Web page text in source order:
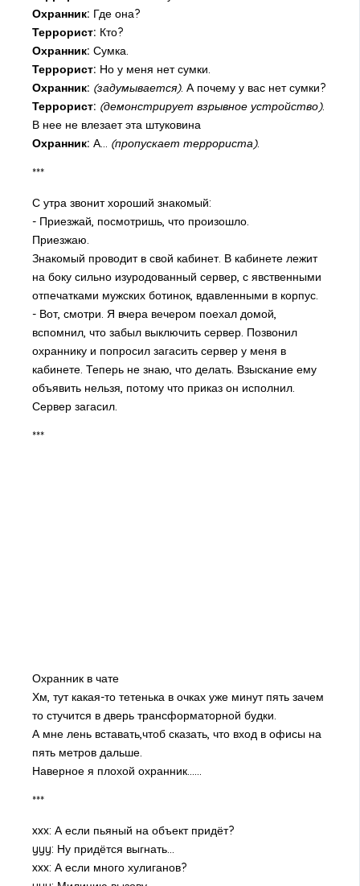
Охранник: Где она?
Террорист: Кто?
Охранник: Сумка.
Террорист: Но у меня нет сумки.
Охранник: (задумывается). А почему у вас нет сумки?
Террорист: (демонстрирует взрывное устройство).
В нее не влезает эта штуковина
Охранник: А... (пропускает террориста).
***
С утра звонит хороший знакомый:
- Приезжай, посмотришь, что произошло.
Приезжаю.
Знакомый проводит в свой кабинет. В кабинете лежит
на боку сильно изуродованный сервер, с явственными
отпечатками мужских ботинок, вдавленными в корпус.
- Вот, смотри. Я вчера вечером поехал домой,
вспомнил, что забыл выключить сервер. Позвонил
охраннику и попросил загасить сервер у меня в
кабинете. Теперь не знаю, что делать. Взыскание ему
объявить нельзя, потому что приказ он исполнил.
Сервер загасил.
***
Охранник в чате
Хм, тут какая-то тетенька в очках уже минут пять зачем
то стучится в дверь трансформаторной будки.
А мне лень вставать,чтоб сказать, что вход в офисы на
пять метров дальше.
Наверное я плохой охранник......
***
xxx: А если пьяный на объект придёт?
yyy: Ну придётся выгнать...
xxx: А если много хулиганов?